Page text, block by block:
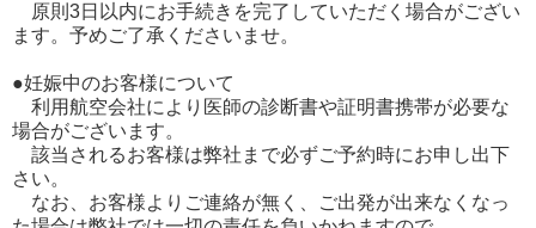
原則3日以内にお手続きを完了していただく場合がござい
ます。予めご了承くださいませ。
●妊娠中のお客様について
利用航空会社により医師の診断書や証明書携帯が必要な
場合がございます。
該当されるお客様は弊社まで必ずご予約時にお申し出下
さい。
なお、お客様よりご連絡が無く、ご出発が出来なくなっ